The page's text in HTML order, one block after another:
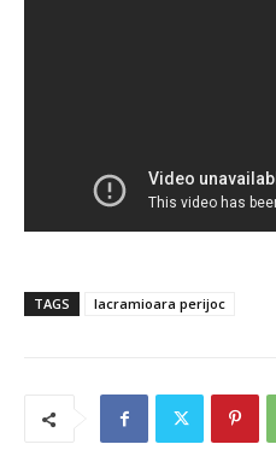
TAGS lacramioara perijoc